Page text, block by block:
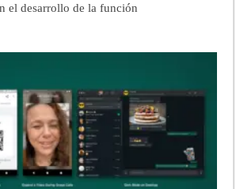
el desarrollo de la función